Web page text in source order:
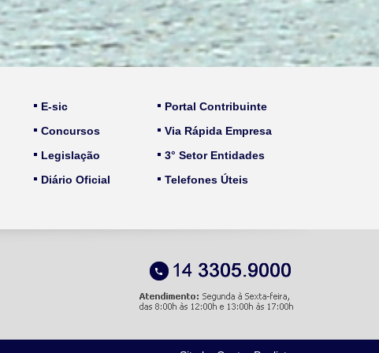
E-sic
Concursos
Legislação
Diário Oficial
Portal Contribuinte
Via Rápida Empresa
3° Setor Entidades
Telefones Úteis